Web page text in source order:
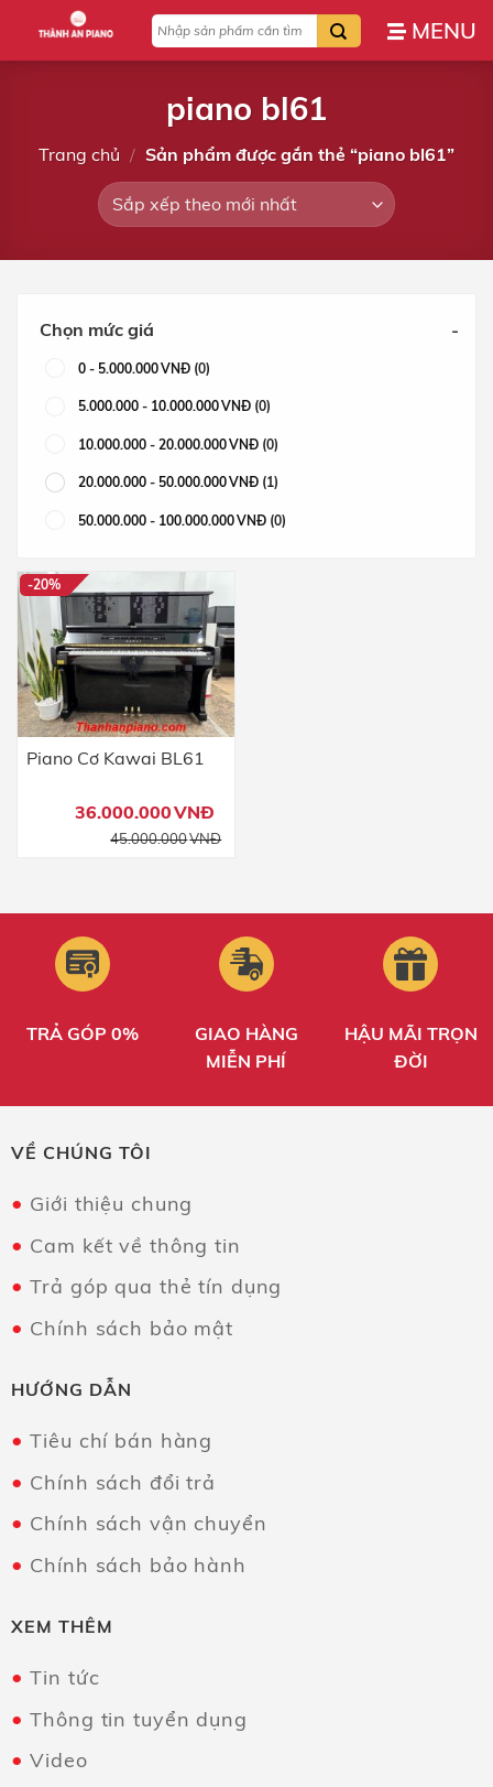
nội
Tìm
kiếm:
piano bl61
Trang chủ / Sản phẩm được gắn thẻ “piano bl61”
Chọn mức giá -
0 - 5.000.000VNĐ (0)
5.000.000 - 10.000.000VNĐ (0)
10.000.000 - 20.000.000VNĐ (0)
20.000.000 - 50.000.000VNĐ (1)
50.000.000 - 100.000.000VNĐ (0)
-20%
Piano Cơ Kawai BL61
45.000.000VNĐ
36.000.000VNĐ
TRẢ GÓP 0%
GIAO HÀNG
MIỄN PHÍ
HẬU MÃI TRỌN
ĐỜI
VỀ CHÚNG TÔI
Giới thiệu chung
Cam kết về thông tin
Trả góp qua thẻ tín dụng
Chính sách bảo mật
HƯỚNG DẪN
Tiêu chí bán hàng
Chính sách đổi trả
Chính sách vận chuyển
Chính sách bảo hành
XEM THÊM
Tin tức
Thông tin tuyển dụng
Video